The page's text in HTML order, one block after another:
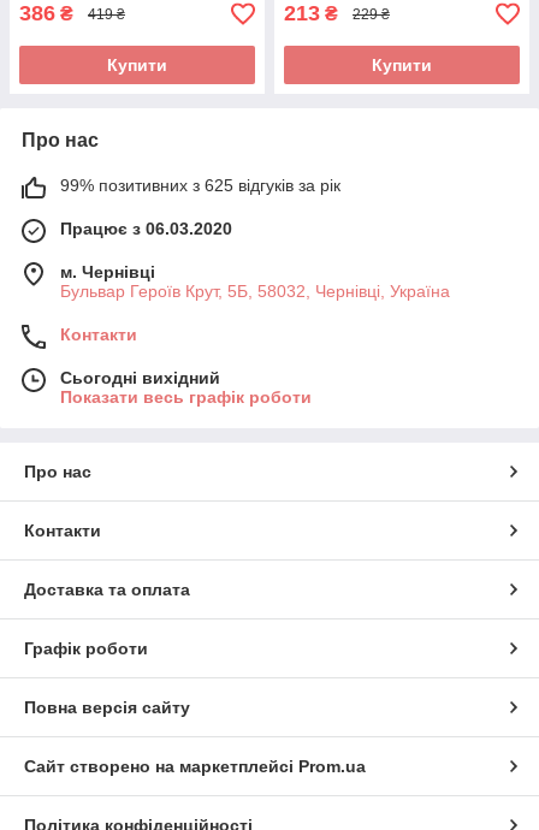
386 ₴ 419 ₴
Купити
213 ₴ 229 ₴
Купити
Про нас
99% позитивних з 625 відгуків за рік
Працює з 06.03.2020
м. Чернівці
Бульвар Героїв Крут, 5Б, 58032, Чернівці, Україна
Контакти
Сьогодні вихідний
Показати весь графік роботи
Про нас
Контакти
Доставка та оплата
Графік роботи
Повна версія сайту
Сайт створено на маркетплейсі Prom.ua
Політика конфіденційності